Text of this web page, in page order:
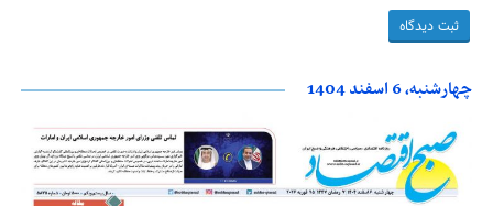
چهارشنبه، 6 اسفند 1404